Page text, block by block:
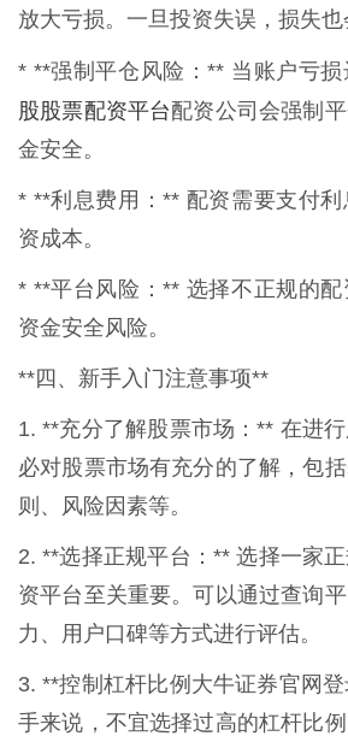
放大亏损。一旦投资失误，损失也
* **强制平仓风险：** 当账户亏损
股股票配资平台配资公司会强制
金安全。
* **利息费用：** 配资需要支付
资成本。
* **平台风险：** 选择不正规的
资金安全风险。
**四、新手入门注意事项**
1. **充分了解股票市场：** 在进
必对股票市场有充分的了解，包
则、风险因素等。
2. **选择正规平台：** 选择一家
资平台至关重要。可以通过查询
力、用户口碑等方式进行评估。
3. **控制杠杆比例大牛证券官网
手来说，不宜选择过高的杠杆比